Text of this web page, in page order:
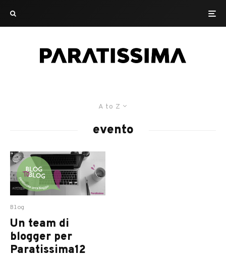
A to Z
evento
Blog
Un team di
blogger per
Paratissima12